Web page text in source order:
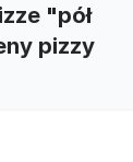
"pół
pizzy